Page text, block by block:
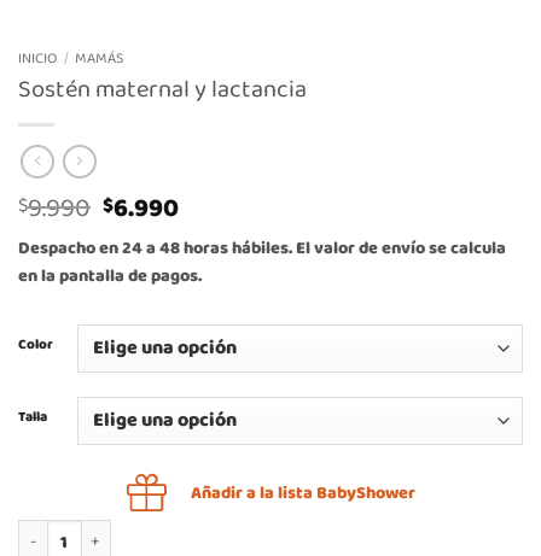
INICIO / MAMÁS
Sostén maternal y lactancia
$9.990 El
precio
original
era:
$6.990El
precio
actual
es:
Despacho en 24 a 48 horas hábiles. El valor de envío se calcula
en la pantalla de pagos.
Color
Talla
Añadir a la lista BabyShower
Sostén maternal y lactancia cantidad